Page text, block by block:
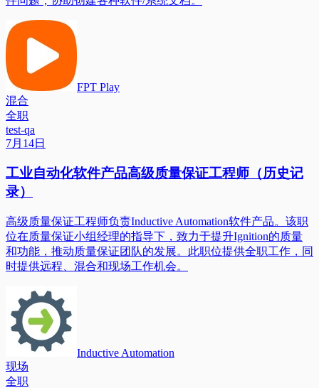
FPT Play
混合
全职
test-qa
7月14日
工业自动化软件产品高级质量保证工程师（历史记
录）
高级质量保证工程师负责Inductive Automation软件产品。该职
位在质量保证小组经理的指导下，致力于提升Ignition的质量
和功能，推动质量保证团队的发展。此职位提供全职工作，同
时提供远程、混合和现场工作机会。
Inductive Automation
现场
全职